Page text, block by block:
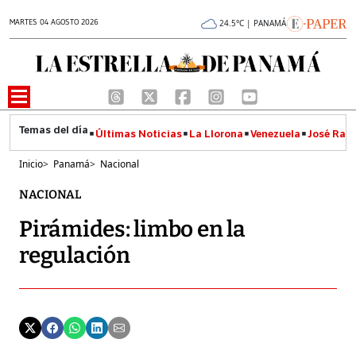
MARTES 04 AGOSTO 2026 24.5°C | PANAMÁ
Últimas Noticias La Llorona Venezuela José
Inicio> Panamá> Nacional
NACIONAL
Pirámides: limbo en la
regulación